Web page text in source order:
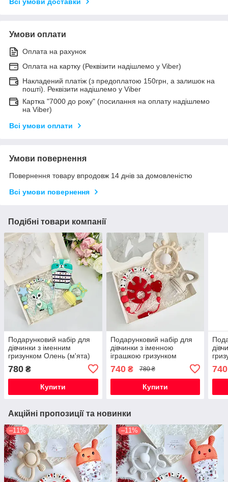
Всі умови доставки
Умови оплати
Оплата на рахунок
Оплата на картку (Реквізити надішлемо у Viber)
Накладений платіж (з предоплатою 150грн, а залишок на
пошті). Реквізити надішлемо у Viber
Картка "7000 до року" (посилання на оплату надішлемо
на Viber)
Всі умови оплати
Умови повернення
Повернення товару впродовж 14 днів за домовленістю
Всі умови повернення
Подібні товари компанії
Подарунковий набір для
дівчинки з іменним
гризунком Олень (м'ята)
780 ₴
Купити
Подарунковий набір для
дівчинки з іменною
іграшкою гризунком
Монстера (червоний) на
виписку, хрестини
740₴ 780 ₴
Купити
740
Акційні пропозиції та новинки
–11% –11%